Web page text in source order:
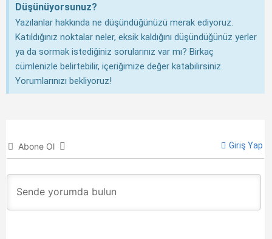
Düşünüyorsunuz?
Yazılanlar hakkında ne düşündüğünüzü merak ediyoruz.
Katıldığınız noktalar neler, eksik kaldığını düşündüğünüz yerler
ya da sormak istediğiniz sorularınız var mı? Birkaç
cümlenizle belirtebilir, içeriğimize değer katabilirsiniz.
Yorumlarınızı bekliyoruz!
Abone Ol Giriş Yap